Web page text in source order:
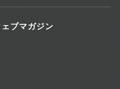
ブマガジン